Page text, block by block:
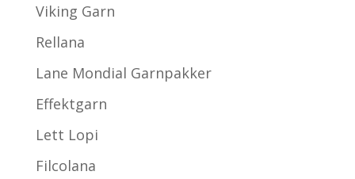
Viking Garn
Rellana
Lane Mondial Garnpakker
Effektgarn
Lett Lopi
Filcolana